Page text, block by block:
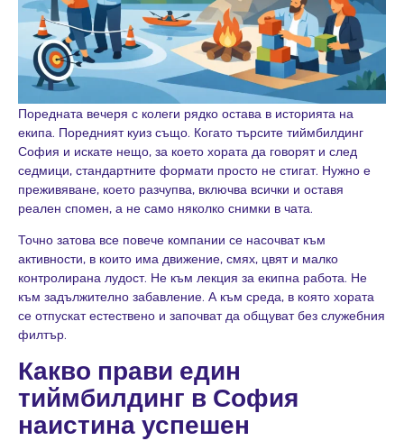
Поредната вечеря с колеги рядко остава в историята на
екипа. Поредният куиз също. Когато търсите тиймбилдинг
София и искате нещо, за което хората да говорят и след
седмици, стандартните формати просто не стигат. Нужно е
преживяване, което разчупва, включва всички и оставя
реален спомен, а не само няколко снимки в чата.
Точно затова все повече компании се насочват към
активности, в които има движение, смях, цвят и малко
контролирана лудост. Не към лекция за екипна работа. Не
към задължително забавление. А към среда, в която хората
се отпускат естествено и започват да общуват без служебния
филтър.
Какво прави един
тиймбилдинг в София
наистина успешен